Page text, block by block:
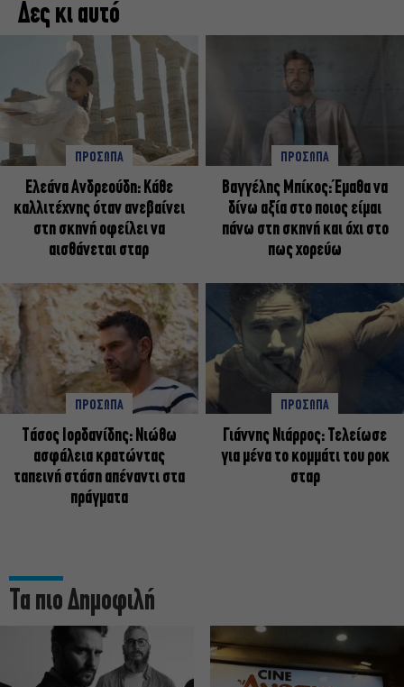
Δες κι αυτό
ΠΡΟΣΩΠΑ
Ελεάνα Ανδρεούδη: Κάθε
καλλιτέχνης όταν ανεβαίνει
στη σκηνή οφείλει να
αισθάνεται σταρ
ΠΡΟΣΩΠΑ
Βαγγέλης Μπίκος: Έμαθα να
δίνω αξία στο ποιος είμαι
πάνω στη σκηνή και όχι στο
πως χορεύω
ΠΡΟΣΩΠΑ
Tάσος Ιορδανίδης: Νιώθω
ασφάλεια κρατώντας
ταπεινή στάση απέναντι στα
πράγματα
ΠΡΟΣΩΠΑ
Γιάννης Νιάρρος: Τελείωσε
για μένα το κομμάτι του ροκ
σταρ
Τα πιο Δημοφιλή